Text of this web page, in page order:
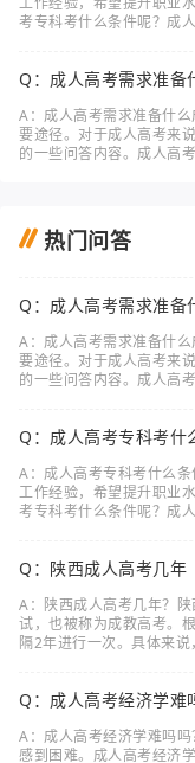
考专科考什么条件呢？成
Q：成人高考需求准备
A：成人高考需求准备什
要途径。对于成人高考来
的一些问答内容。成人高
热门问答
Q：成人高考需求准备
A：成人高考需求准备什
要途径。对于成人高考来
的一些问答内容。成人高
Q：成人高考专科考什
A：成人高考专科考什么
工作经验，希望提升职业
考专科考什么条件呢？成
Q：陕西成人高考几年
A：陕西成人高考几年？
试，也被称为成教高考。
隔2年进行一次。具体来
Q：成人高考经济学难
A：成人高考经济学难吗
感到困难。成人高考经济